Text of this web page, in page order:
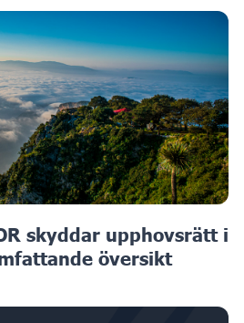
skyddar upphovsrätt i
översikt